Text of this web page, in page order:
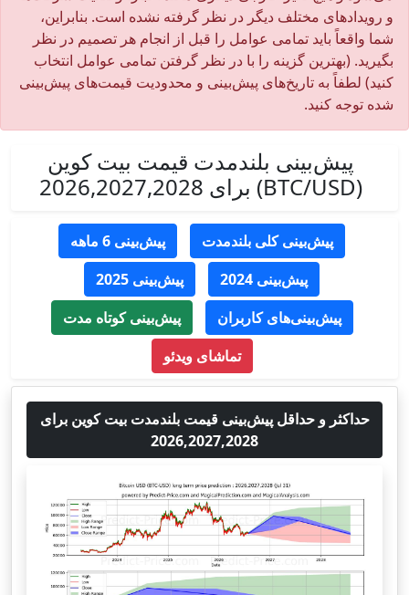
و رویدادهای مختلف دیگر در نظر گرفته نشده است. بنابراین،
شما واقعاً باید تمامی عوامل را قبل از انجام هر تصمیم در نظر
بگیرید. (بهترین گزینه را با در نظر گرفتن تمامی عوامل انتخاب
کنید) لطفاً به تاریخ‌های پیش‌بینی و محدودیت قیمت‌های پیش‌بینی
شده توجه کنید.
پیش‌بینی بلندمدت قیمت بیت کوین
(BTC/USD) برای 2026,2027,2028
پیش‌بینی کلی بلندمدت
پیش‌بینی 6 ماهه
پیش‌بینی 2024
پیش‌بینی 2025
پیش‌بینی‌های کاربران
پیش‌بینی کوتاه مدت
تماشای ویدئو
حداکثر و حداقل پیش‌بینی قیمت بلندمدت بیت کوین برای
2026,2027,2028